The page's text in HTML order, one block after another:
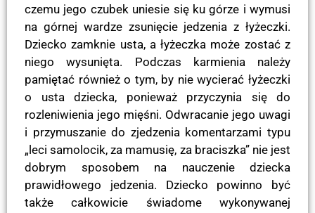
czemu jego czubek uniesie się ku górze i wymusi
na górnej wardze zsunięcie jedzenia z łyżeczki.
Dziecko zamknie usta, a łyżeczka może zostać z
niego wysunięta. Podczas karmienia należy
pamiętać również o tym, by nie wycierać łyżeczki
o usta dziecka, ponieważ przyczynia się do
rozleniwienia jego mięśni. Odwracanie jego uwagi
i przymuszanie do zjedzenia komentarzami typu
„leci samolocik, za mamusię, za braciszka” nie jest
dobrym sposobem na nauczenie dziecka
prawidłowego jedzenia. Dziecko powinno być
także całkowicie świadome wykonywanej